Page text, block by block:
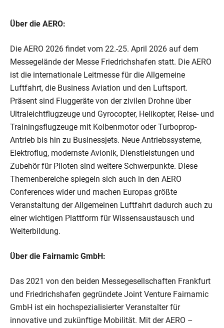
Über die AERO:
Die AERO 2026 findet vom 22.-25. April 2026 auf dem
Messegelände der Messe Friedrichshafen statt. Die AERO
ist die internationale Leitmesse für die Allgemeine
Luftfahrt, die Business Aviation und den Luftsport.
Präsent sind Fluggeräte von der zivilen Drohne über
Ultraleichtflugzeuge und Gyrocopter, Helikopter, Reise- und
Trainingsflugzeuge mit Kolbenmotor oder Turboprop-
Antrieb bis hin zu Businessjets. Neue Antriebssysteme,
Elektroflug, modernste Avionik, Dienstleistungen und
Zubehör für Piloten sind weitere Schwerpunkte. Diese
Themenbereiche spiegeln sich auch in den AERO
Conferences wider und machen Europas größte
Veranstaltung der Allgemeinen Luftfahrt dadurch auch zu
einer wichtigen Plattform für Wissensaustausch und
Weiterbildung.
Über die Fairnamic GmbH:
Das 2021 von den beiden Messegesellschaften Frankfurt
und Friedrichshafen gegründete Joint Venture Fairnamic
GmbH ist ein hochspezialisierter Veranstalter für
innovative und zukünftige Mobilität. Mit der AERO –